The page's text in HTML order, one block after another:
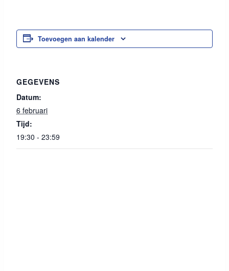
Toevoegen aan kalender
GEGEVENS
Datum:
6 februari
Tijd:
19:30 - 23:59